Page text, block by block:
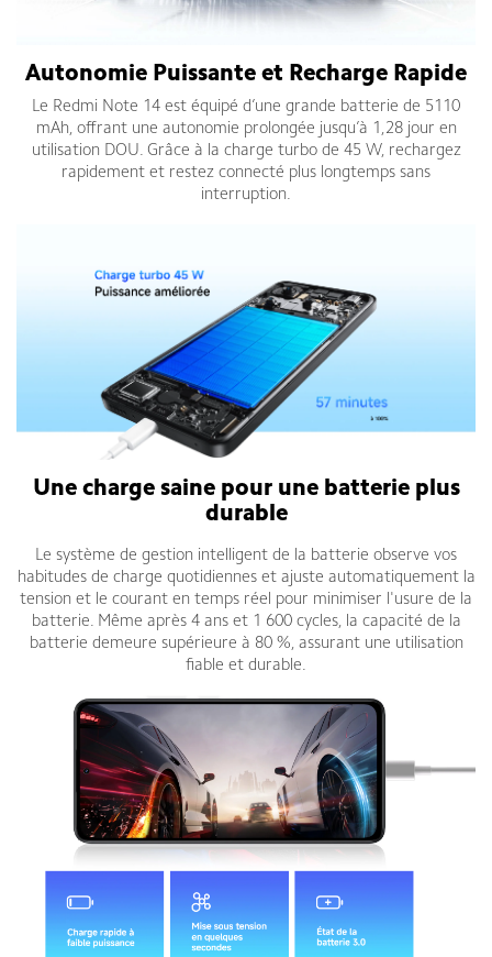
Autonomie Puissante et Recharge Rapide
Le Redmi Note 14 est équipé d’une grande batterie de 5110
mAh, offrant une autonomie prolongée jusqu’à 1,28 jour en
utilisation DOU. Grâce à la charge turbo de 45 W, rechargez
rapidement et restez connecté plus longtemps sans
interruption.
Une charge saine pour une batterie plus
durable
Le système de gestion intelligent de la batterie observe vos
habitudes de charge quotidiennes et ajuste automatiquement la
tension et le courant en temps réel pour minimiser l'usure de la
batterie. Même après 4 ans et 1 600 cycles, la capacité de la
batterie demeure supérieure à 80 %, assurant une utilisation
fiable et durable.